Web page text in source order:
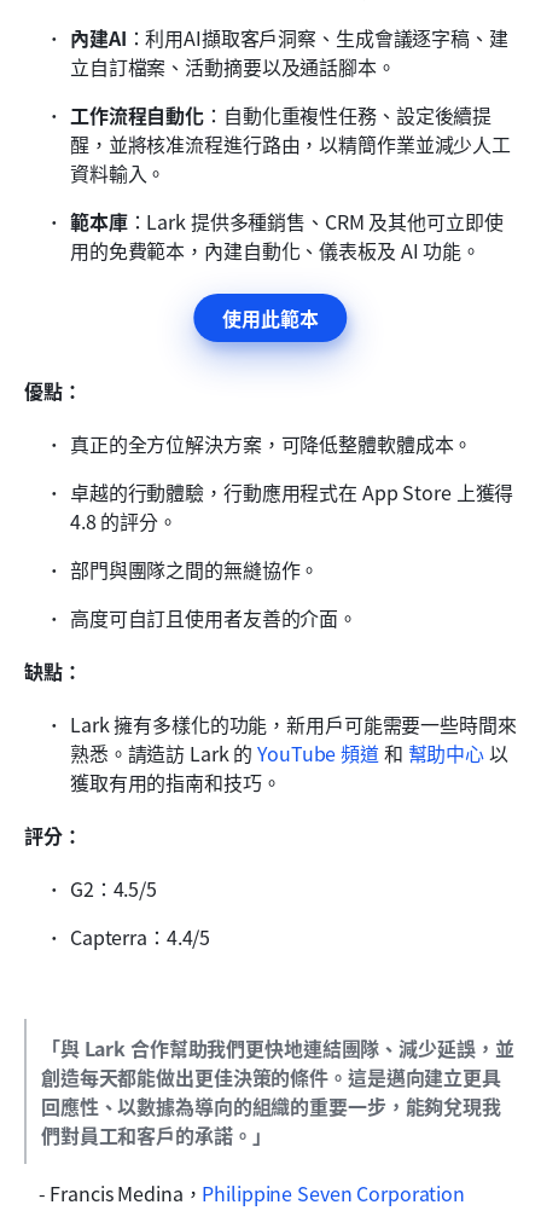
內建AI ：利用AI擷取客戶洞察、生成會議逐字稿、建
立自訂檔案、活動摘要以及通話腳本。
工作流程自動化 ：自動化重複性任務、設定後續提
醒，並將核准流程進行路由，以精簡作業並減少人工
資料輸入。
範本庫：Lark 提供多種銷售、CRM 及其他可立即使
用的免費範本，內建自動化、儀表板及 AI 功能。
使用此範本
優點：
真正的全方位解決方案，可降低整體軟體成本。
卓越的行動體驗，行動應用程式在 App Store 上獲得
4.8 的評分。
部門與團隊之間的無縫協作。
高度可自訂且使用者友善的介面。
缺點：
Lark 擁有多樣化的功能，新用戶可能需要一些時間來
熟悉。請造訪 Lark 的 YouTube 頻道 和 幫助中心 以
獲取有用的指南和技巧。
評分：
G2：4.5/5
Capterra：4.4/5
「與 Lark 合作幫助我們更快地連結團隊、減少延誤，並
創造每天都能做出更佳決策的條件。這是邁向建立更具
回應性、以數據為導向的組織的重要一步，能夠兌現我
們對員工和客戶的承諾。」
   - Francis Medina，
Philippine Seven Corporation